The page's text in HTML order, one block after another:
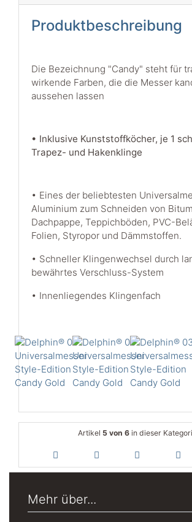
Produktbeschreibung
Die Bezeichnung "Candy" steht für
wirkende Farben, die die Messer
aussehen lassen
• Inklusive Kunststoffköcher, je 1
Trapez- und Hakenklinge
• Eines der beliebtesten
Aluminium zum Schneiden von
Dachpappe, Teppichböden, PVC-
Folien, Styropor und Dämmstoffen.
• Schneller Klingenwechsel durch
bewährtes Verschluss-System
• Innenliegendes Klingenfach
Artikel 5 von 6 in dieser
Mehr über...